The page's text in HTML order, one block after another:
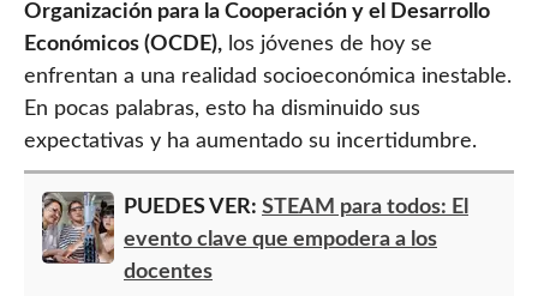
Organización para la Cooperación y el Desarrollo
Económicos (OCDE), los jóvenes de hoy se
enfrentan a una realidad socioeconómica inestable.
En pocas palabras, esto ha disminuido sus
expectativas y ha aumentado su incertidumbre.
PUEDES VER: STEAM para todos: El
evento clave que empodera a los
docentes